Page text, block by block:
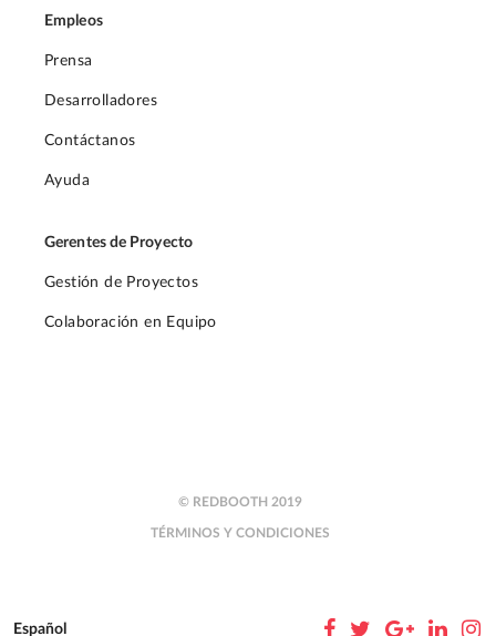
Empleos
Prensa
Desarrolladores
Contáctanos
Ayuda
Gerentes de Proyecto
Gestión de Proyectos
Colaboración en Equipo
© REDBOOTH 2019
TÉRMINOS Y CONDICIONES
Español